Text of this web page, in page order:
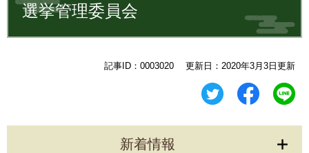
文 選挙管理委員会
記事ID：0003020 更新日：2020年3月3日更新
新着情報